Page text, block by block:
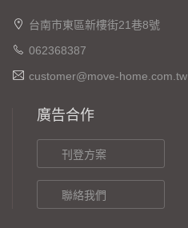
台南市東區新樓街21巷8號
062368387
customer@move-home.com.tw
廣告合作
刊登方案
聯絡我們